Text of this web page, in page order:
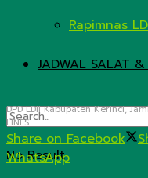
Rapimnas
JADWAL SALAT
No Result
DPD LDII Kabupaten Kerinci,
LINES.
Share on Facebook
WhatsApp